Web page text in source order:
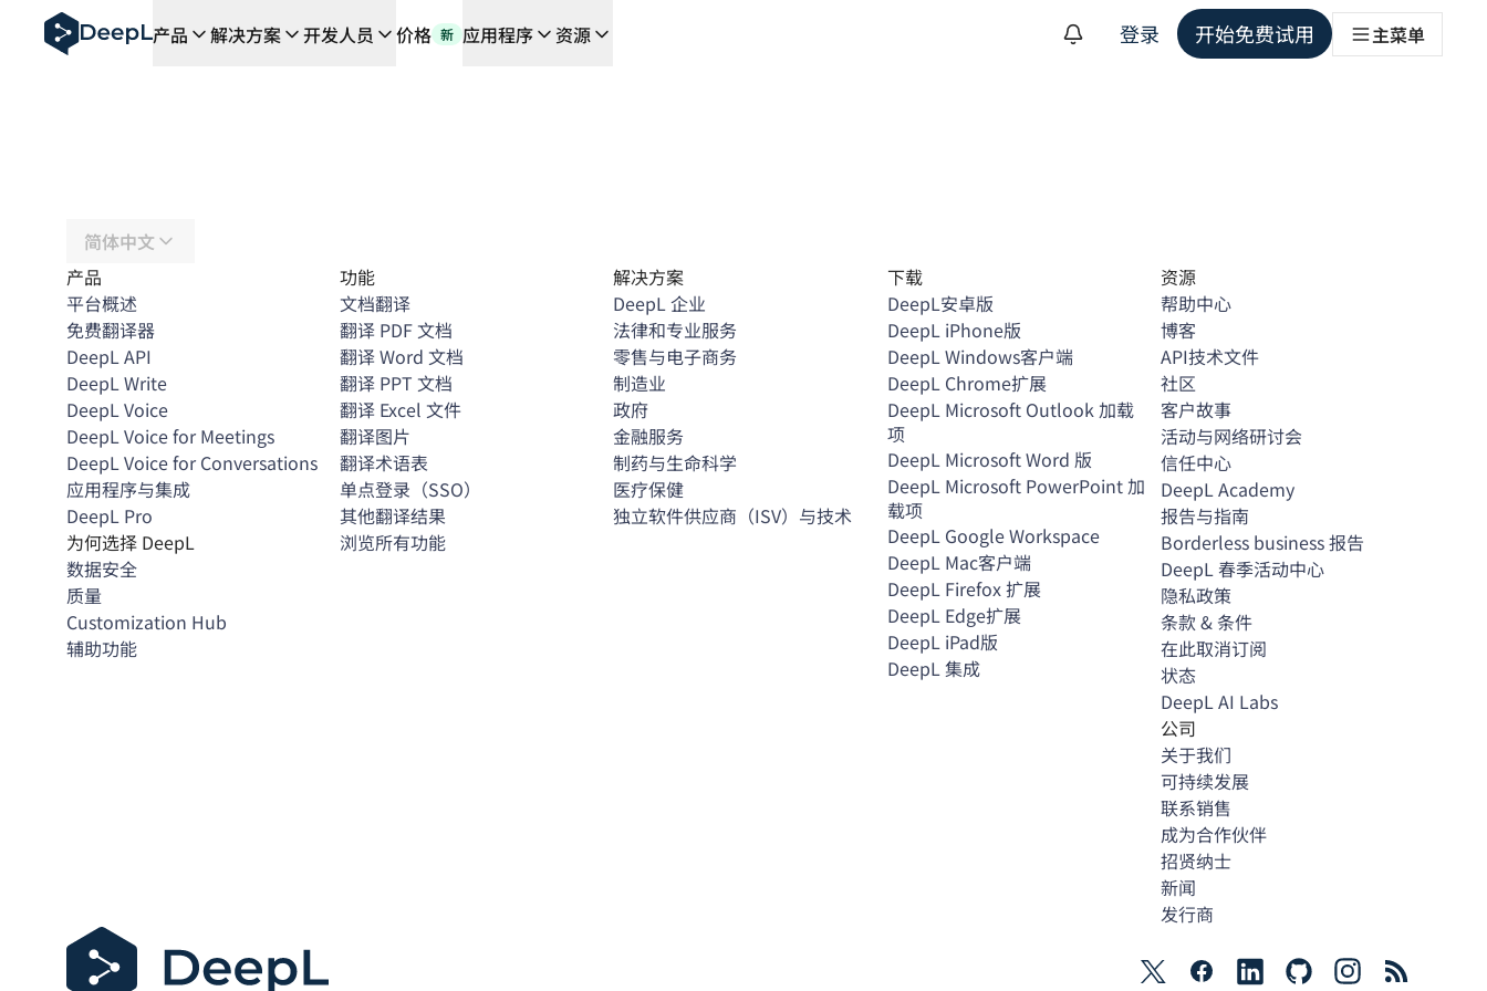
DeepL 人工智能智能体
DeepL Translation Flow：针对关键应用场景和集成的新型人工智能驱动工作流
产品 解决方案 开发人员 价格 新 应用程序 资源 登录 开始免费试用 主菜单
简体中文
产品
平台概述
免费翻译器
DeepL API
DeepL Write
DeepL Voice
DeepL Voice for Meetings
DeepL Voice for Conversations
应用程序与集成
DeepL Pro
为何选择 DeepL
数据安全
质量
Customization Hub
辅助功能
功能
文档翻译
翻译 PDF 文档
翻译 Word 文档
翻译 PPT 文档
翻译 Excel 文件
翻译图片
翻译术语表
单点登录（SSO）
其他翻译结果
浏览所有功能
解决方案
DeepL 企业
法律和专业服务
零售与电子商务
制造业
政府
金融服务
制药与生命科学
医疗保健
独立软件供应商（ISV）与技术
下载
DeepL安卓版
DeepL iPhone版
DeepL Windows客户端
DeepL Chrome扩展
DeepL Microsoft Outlook 加载
项
DeepL Microsoft Word 版
DeepL Microsoft PowerPoint 加
载项
DeepL Google Workspace
DeepL Mac客户端
DeepL Firefox 扩展
DeepL Edge扩展
DeepL iPad版
DeepL 集成
资源
帮助中心
博客
API技术文件
社区
客户故事
活动与网络研讨会
信任中心
DeepL Academy
报告与指南
Borderless business 报告
DeepL 春季活动中心
隐私政策
条款 & 条件
在此取消订阅
状态
DeepL AI Labs
公司
关于我们
可持续发展
联系销售
成为合作伙伴
招贤纳士
新闻
发行商